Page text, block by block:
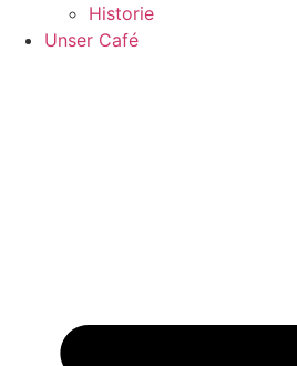
Historie
Unser Café